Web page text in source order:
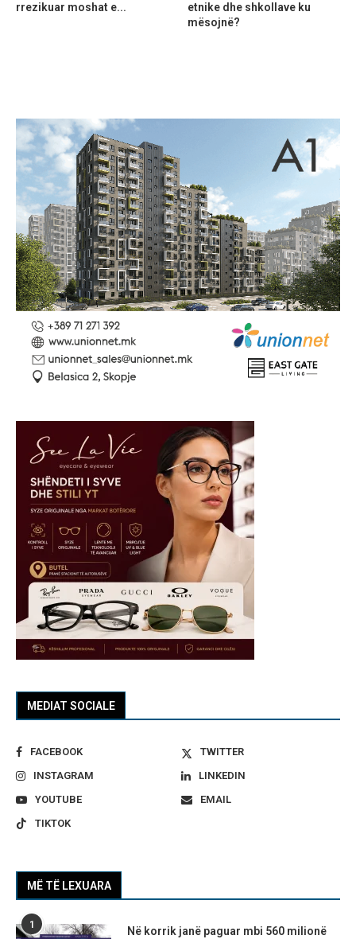
MEDIAT SOCIALE
FACEBOOK
TWITTER
INSTAGRAM
LINKEDIN
YOUTUBE
EMAIL
TIKTOK
MË TË LEXUARA
1
Në korrik janë paguar mbi 560 milionë
rrezikuar moshat e...
etnike dhe shkollave ku
mësojnë?